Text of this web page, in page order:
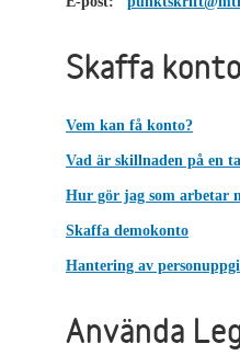
Skaffa konto
Vem kan få konto?
Vad är skillnaden på en
Hur gör jag som arbetar
Skaffa demokonto
Hantering av
Använda